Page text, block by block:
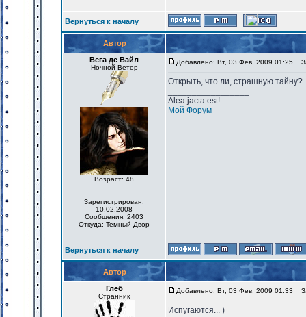
Вернуться к началу
Автор
Вега де Вайл
Ночной Ветер
Возраст: 48
Зарегистрирован:
10.02.2008
Сообщения: 2403
Откуда: Темный Двор
Добавлено: Вт, 03 Фев, 2009 01:25
Открыть, что ли, страшную тайну?
Alea jacta est!
Мой Форум
Вернуться к началу
Автор
Глеб
Странник
Добавлено: Вт, 03 Фев, 2009 01:33
Испугаются... )